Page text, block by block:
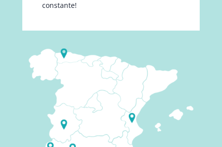
constante!